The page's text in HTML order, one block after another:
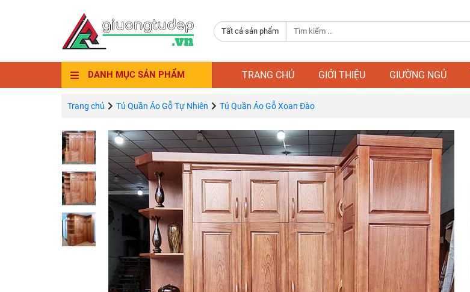
Tất cả sản phẩm
DANH MỤC SẢN PHẨM TRANG CHỦ GIỚI THIỆU GIƯỜNG NGỦ
Trang chủ Tủ Quần Áo Gỗ Tự Nhiên Tủ Quần Áo Gỗ Xoan Đào